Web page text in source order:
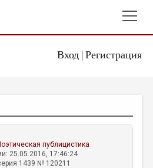
Вход| Регистрация
публицистика
25.05.2016, 17:46:24
1439 № 120211